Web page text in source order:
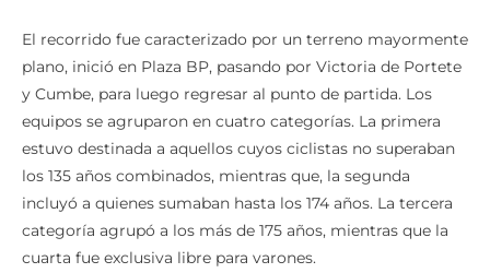
El recorrido fue caracterizado por un terreno mayormente
plano, inició en Plaza BP, pasando por Victoria de Portete
y Cumbe, para luego regresar al punto de partida. Los
equipos se agruparon en cuatro categorías. La primera
estuvo destinada a aquellos cuyos ciclistas no superaban
los 135 años combinados, mientras que, la segunda
incluyó a quienes sumaban hasta los 174 años. La tercera
categoría agrupó a los más de 175 años, mientras que la
cuarta fue exclusiva libre para varones.